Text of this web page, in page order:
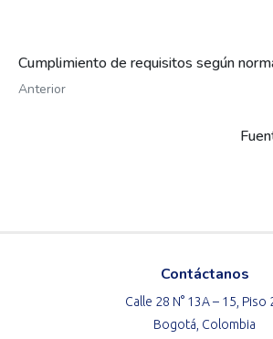
Cumplimiento de requisitos según
Anterior
Contáctanos
Calle 28 N° 13A – 15, Piso
Bogotá, Colombia